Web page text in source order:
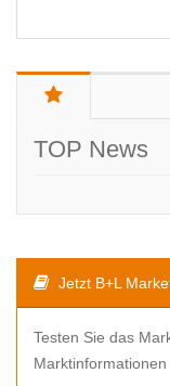
TOP News
Jetzt B+L
Testen Sie das